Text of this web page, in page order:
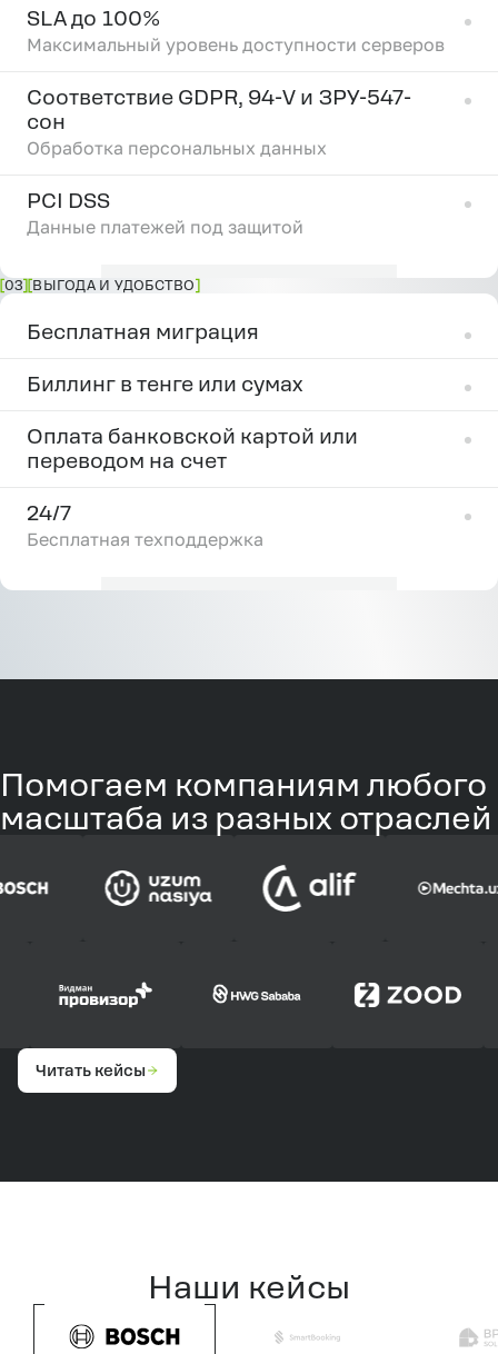
SLA до 100%
Максимальный уровень доступности серверов
Соответствие GDPR, 94-V и ЗРУ-547-
сон
Обработка персональных данных
PCI DSS
Данные платежей под защитой
03 ВЫГОДА И УДОБСТВО
Бесплатная миграция
Биллинг в тенге или сумах
Оплата банковской картой или
переводом на счет
24/7
Бесплатная техподдержка
Помогаем компаниям любого
масштаба из разных отраслей
Читать кейсы
Наши кейсы